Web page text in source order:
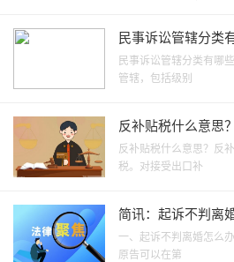
民事诉讼管辖分类
什么意思？_世界
民事诉讼管辖分类有哪
管辖，包括级别
反补贴税什么意思
什么？|全球球精选
反补贴税什么意思？反
税。对接受出口补
简讯：起诉不判离
诉方不去怎么判？
一、起诉不判离婚怎么
原告可以在第